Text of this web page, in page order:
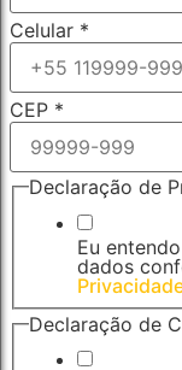
Celular *
CEP *
Declaração de
Eu
dados
Empresa/Produtor
de CEP
Declaração de